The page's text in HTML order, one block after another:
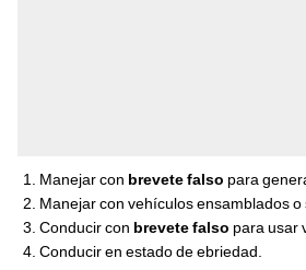
Manejar con brevete falso para
Manejar con vehículos ensamblados o
Conducir con brevete falso para usar
Conducir en estado de ebriedad.